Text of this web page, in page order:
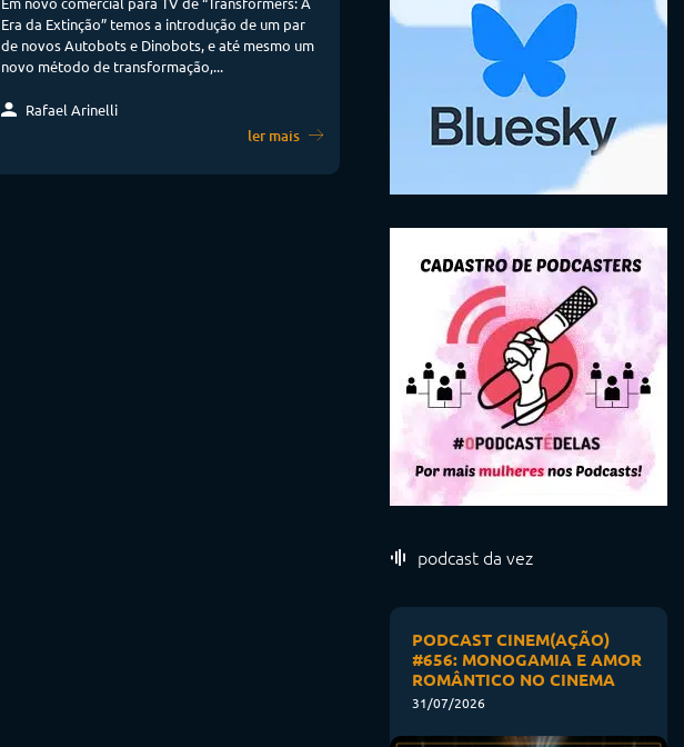
Era da Extinção” temos a introdução de um par
de novos Autobots e Dinobots, e até mesmo um
novo método de transformação,...
Rafael Arinelli
ler mais
podcast da vez
PODCAST CINEM(AÇÃO)
#656: MONOGAMIA E AMOR
ROMÂNTICO NO CINEMA
31/07/2026